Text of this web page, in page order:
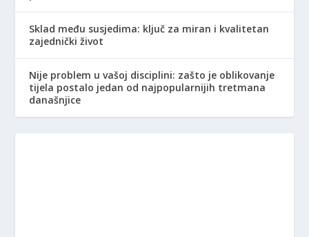
Sklad među susjedima: ključ za miran i kvalitetan
zajednički život
Nije problem u vašoj disciplini: zašto je oblikovanje
tijela postalo jedan od najpopularnijih tretmana
današnjice